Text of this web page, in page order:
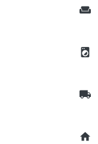
weekend
local_laundry_service
local_shipping
home